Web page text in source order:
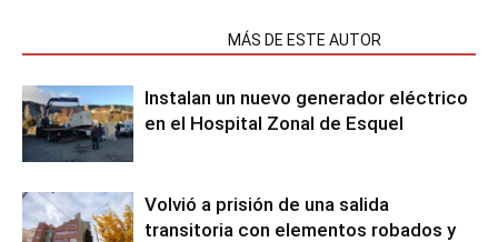
MÁS DE ESTE AUTOR
Instalan un nuevo generador eléctrico
en el Hospital Zonal de Esquel
Volvió a prisión de una salida
transitoria con elementos robados y